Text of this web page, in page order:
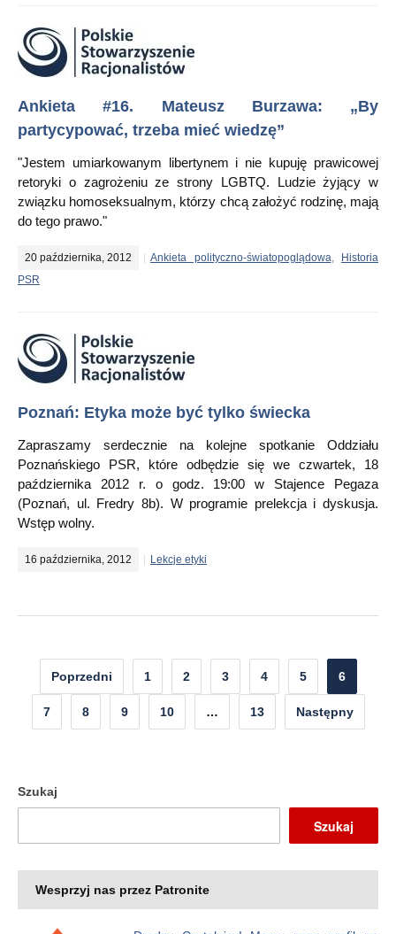
Ankieta #16. Mateusz Burzawa: „By
partycypować, trzeba mieć wiedzę”
"Jestem umiarkowanym libertynem i nie kupuję prawicowej
retoryki o zagrożeniu ze strony LGBTQ. Ludzie żyjący w
związku homoseksualnym, którzy chcą założyć rodzinę, mają
do tego prawo."
20 października, 2012 Ankieta polityczno-światopoglądowa,
Historia
PSR
Poznań: Etyka może być tylko świecka
Zapraszamy serdecznie na kolejne spotkanie Oddziału
Poznańskiego PSR, które odbędzie się we czwartek, 18
października 2012 r. o godz. 19:00 w Stajence Pegaza
(Poznań, ul. Fredry 8b). W programie prelekcja i dyskusja.
Wstęp wolny.
16 października, 2012 Lekcje etyki
Nawigacja
po
Poprzedni 1 2 3 4 5 6
7 8 9 10 … 13 Następny
Szukaj
Szukaj
Wesprzyj nas przez Patronite